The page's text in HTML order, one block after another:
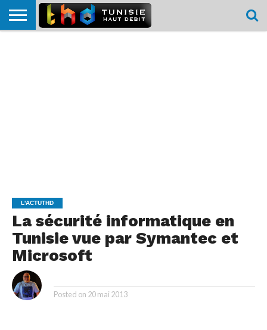
L'ACTUTHD
La sécurité informatique en
Tunisie vue par Symantec et
Microsoft
Posted on 20 mai 2013